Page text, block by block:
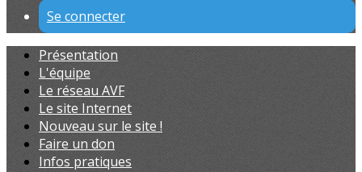
Se connecter
Présentation
L'équipe
Le réseau AVF
Le site Internet
Nouveau sur le site !
Faire un don
Infos pratiques